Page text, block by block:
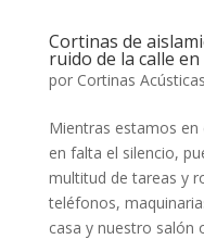
Cortinas de
ruido de la calle
por Cortinas Acústicas
Mientras estamos
en falta el silencio,
multitud de tareas y
teléfonos,
casa y nuestro salón